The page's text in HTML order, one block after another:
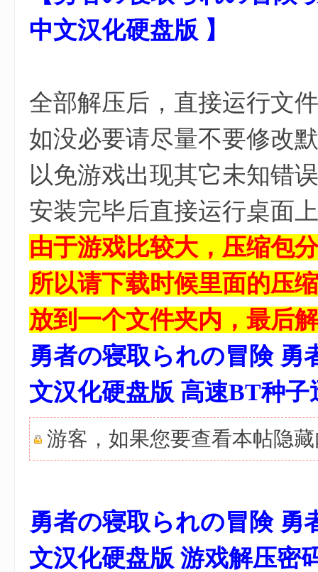
中文汉化硬盘版 】
全部解压后，直接运行文
如没必要请尽量不要修改
以免游戏出现其它未知错
安装完毕后直接运行桌面
由于游戏比较大，压缩包
所以请下载时候里面的压
放到一个文件夹内，最后
勇者の寝取られの冒険 勇
文汉化硬盘版 高速BT种
游客，如果您要查看本帖隐
勇者の寝取られの冒険 勇
文汉化硬盘版 游戏解压密